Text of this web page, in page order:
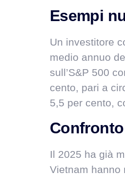
Esempi
Un investitore
medio annuo
sull’S&P 500
cento, pari a
5,5 per cento,
Il 2025 ha già
Vietnam hanno